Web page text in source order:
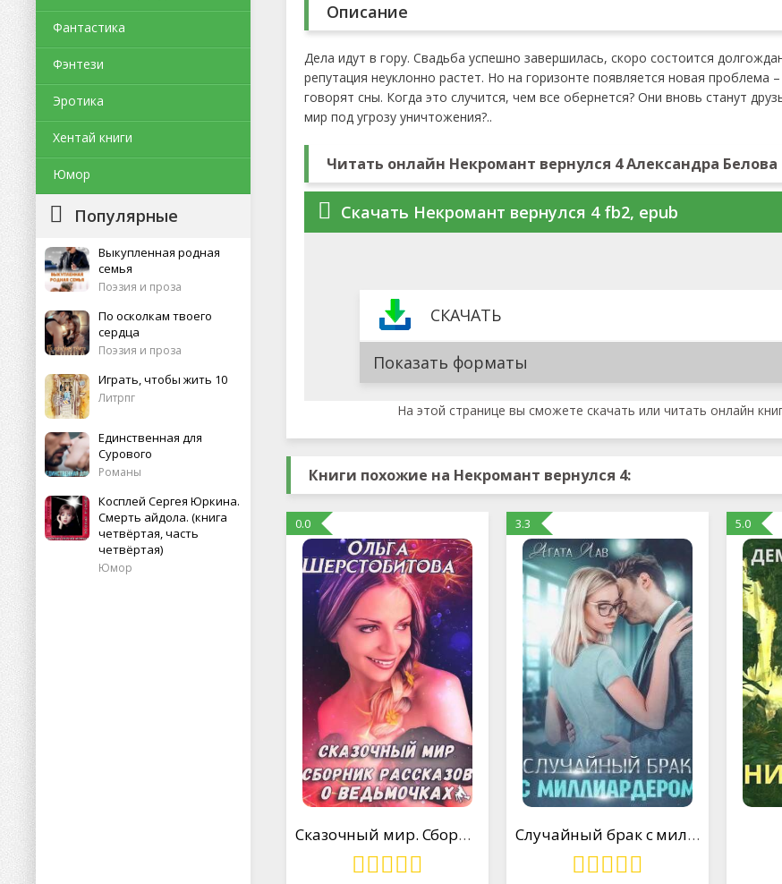
Фантастика
Фэнтези
Эротика
Хентай книги
Юмор
Популярные
Выкупленная родная
семья
Поэзия и проза
По осколкам твоего
сердца
Поэзия и проза
Играть, чтобы жить 10
Литрпг
Единственная для
Сурового
Романы
Косплей Сергея Юркина.
Смерть айдола. (книга
четвёртая, часть
четвёртая)
Юмор
Описание
Дела идут в гору. Свадьба успешно завершилась, скоро состоится
репутация неуклонно растет. Но на горизонте появляется новая
говорят сны. Когда это случится, чем все обернется? Они вновь станут
мир под угрозу уничтожения?..
Читать онлайн Некромант вернулся 4 Александра Белова
Скачать Некромант вернулся 4 fb2, epub
СКАЧАТЬ
Показать форматы
На этой странице вы сможете скачать или читать онлайн
Книги похожие на Некромант вернулся 4:
0.0
Сказочный мир. Сборник рассказов о ведьмочках
3.3
Случайный брак с миллиардером
5.0